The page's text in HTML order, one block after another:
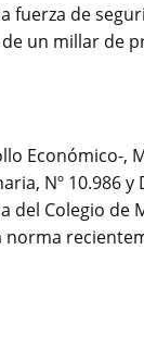
fuerza de
un millar de
Económico-,
Nº 10.986
del Colegio de
norma